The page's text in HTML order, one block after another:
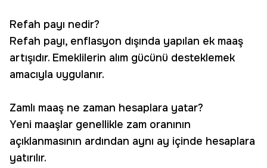
Refah payı nedir?
Refah payı, enflasyon dışında yapılan ek maaş
artışıdır. Emeklilerin alım gücünü desteklemek
amacıyla uygulanır.
Zamlı maaş ne zaman hesaplara yatar?
Yeni maaşlar genellikle zam oranının
açıklanmasının ardından aynı ay içinde hesaplara
yatırılır.